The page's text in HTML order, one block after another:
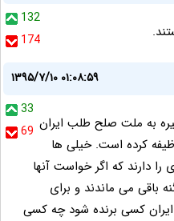
132
174
۱۳۹۵/۷/۱۰ ۰۱:۰۸:۵۹
33
69 به ملت صلح طلب ایران
کرده است. خیلی ها
دارند که اگر خواست آنها
باقی می ماندند و برای
ایران کسی برنده شود چه کسی